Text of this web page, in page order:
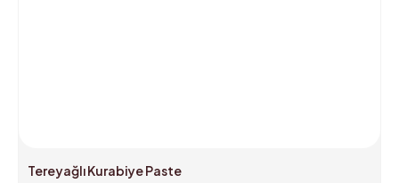
Tereyağlı Kurabiye Paste